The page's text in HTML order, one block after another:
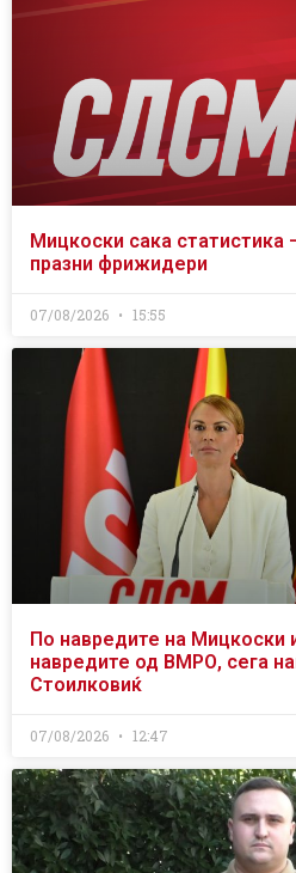
Мицкоски сака статистика
празни фрижидери
07/08/2026 15:55
По навредите на Мицкоски
навредите од ВМРО, сега
Стоилковиќ
07/08/2026 12:47